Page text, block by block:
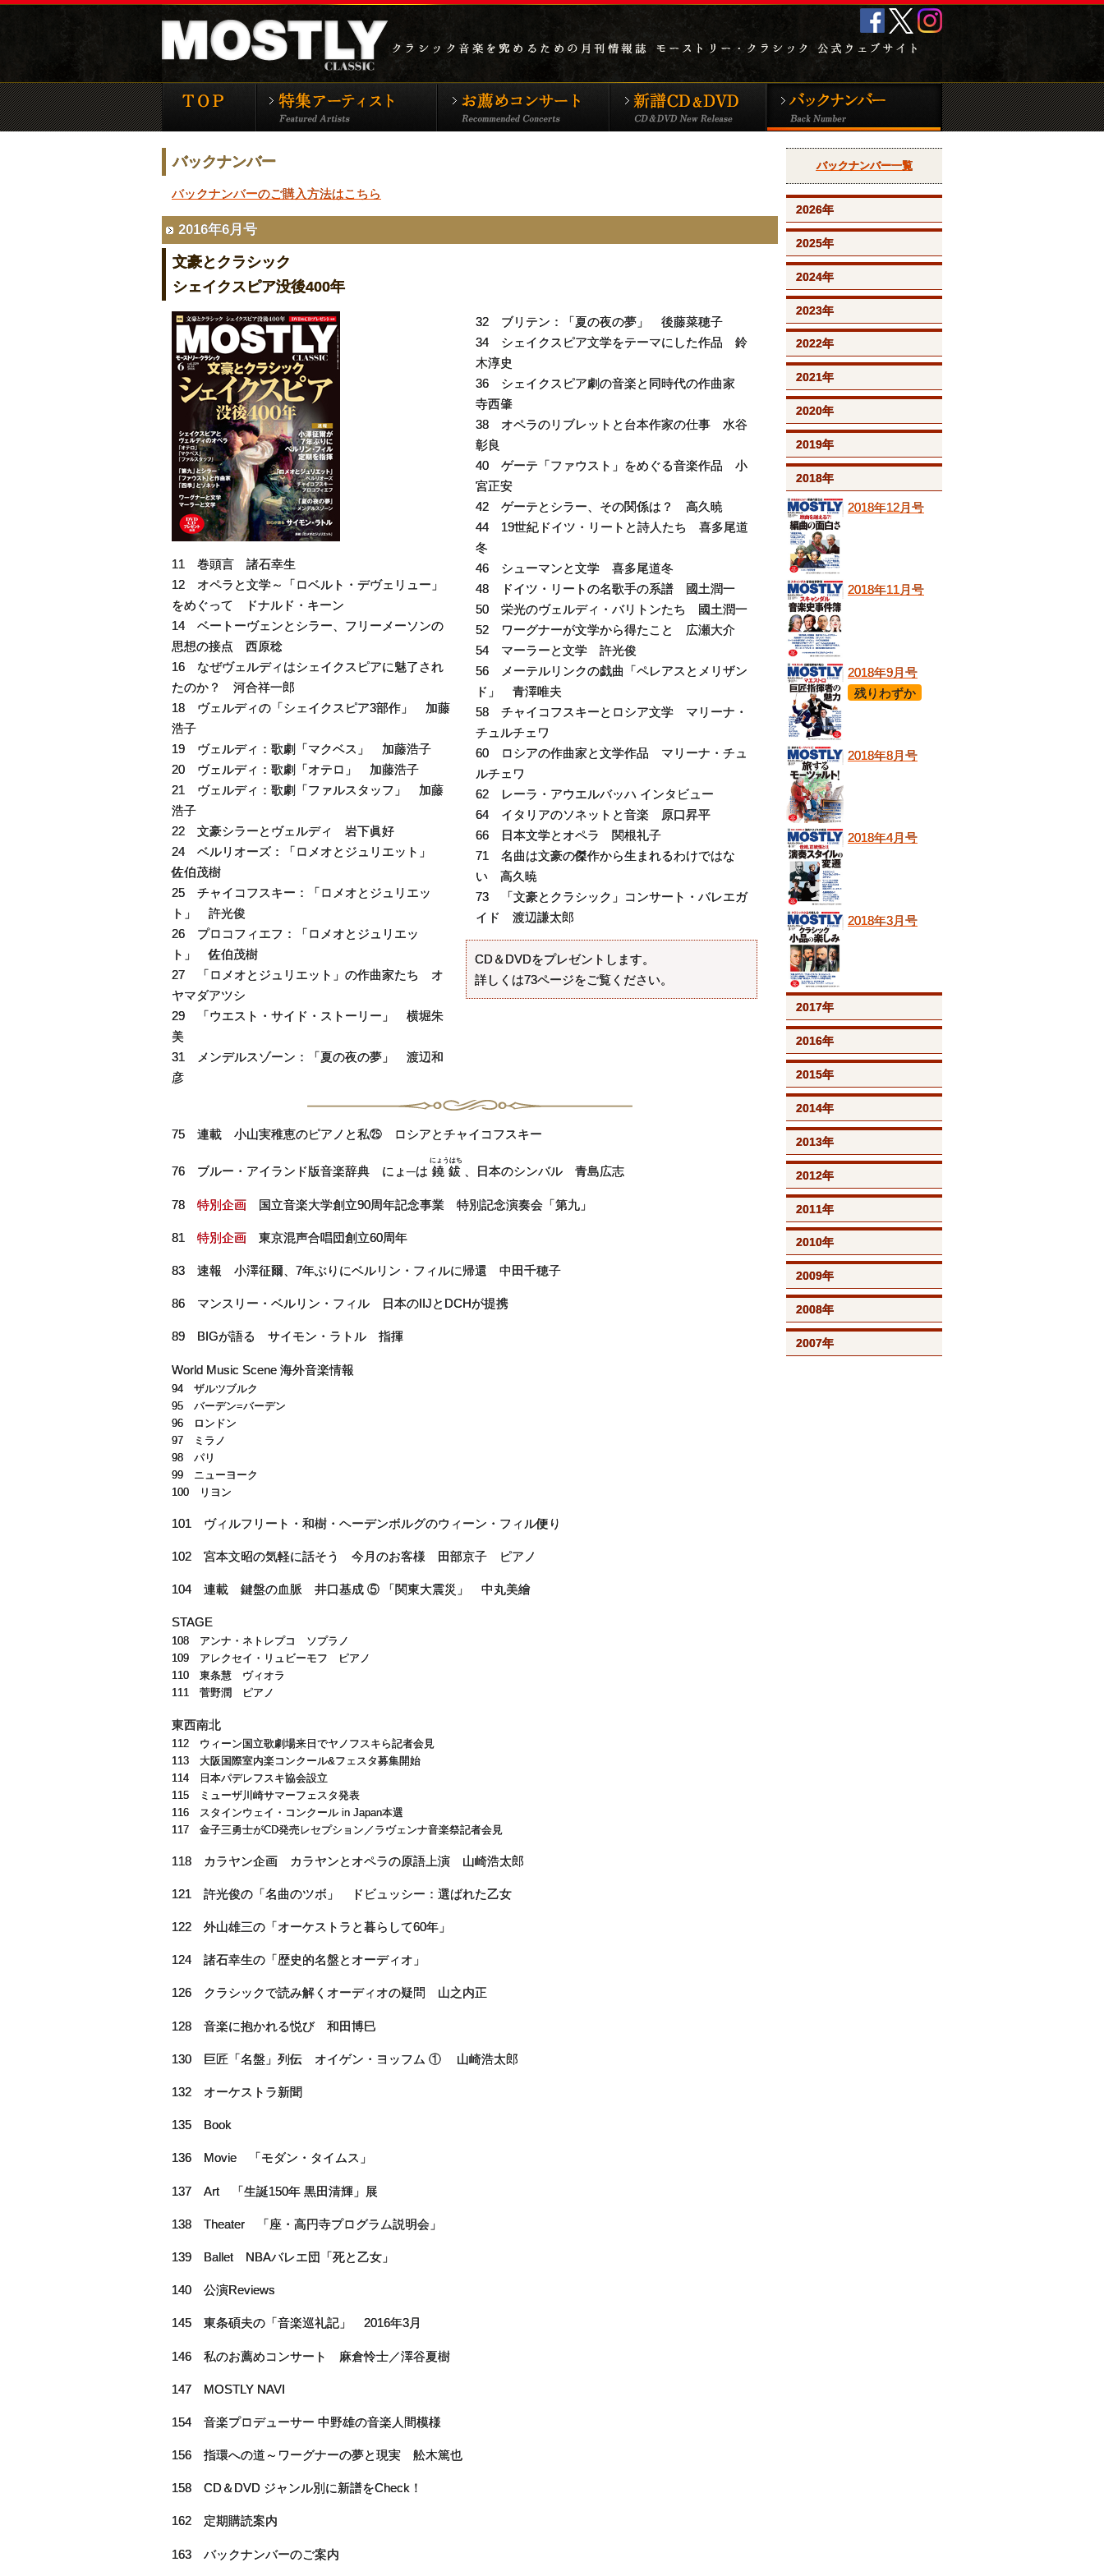
モーストリー・クラシックTOP 特集アーティスト お薦めコンサート 新譜CD＆DVD バックナンバー
バックナンバー
バックナンバーのご購入方法はこちら
2016年6月号
文豪とクラシック
シェイクスピア没後400年
11 巻頭言 諸石幸生
12 オペラと文学～「ロベルト・デヴェリュー」
をめぐって ドナルド・キーン
14 ベートーヴェンとシラー、フリーメーソンの
思想の接点 西原稔
16 なぜヴェルディはシェイクスピアに魅了され
たのか？ 河合祥一郎
18 ヴェルディの「シェイクスピア3部作」 加藤
浩子
19 ヴェルディ：歌劇「マクベス」 加藤浩子
20 ヴェルディ：歌劇「オテロ」 加藤浩子
21 ヴェルディ：歌劇「ファルスタッフ」 加藤
浩子
22 文豪シラーとヴェルディ 岩下眞好
24 ベルリオーズ：「ロメオとジュリエット」
佐伯茂樹
25 チャイコフスキー：「ロメオとジュリエッ
ト」 許光俊
26 プロコフィエフ：「ロメオとジュリエッ
ト」 佐伯茂樹
27 「ロメオとジュリエット」の作曲家たち オ
ヤマダアツシ
29 「ウエスト・サイド・ストーリー」 横堀朱
美
31 メンデルスゾーン：「夏の夜の夢」 渡辺和
彦
32 ブリテン：「夏の夜の夢」 後藤菜穂子
34 シェイクスピア文学をテーマにした作品 鈴
木淳史
36 シェイクスピア劇の音楽と同時代の作曲家
寺西肇
38 オペラのリブレットと台本作家の仕事 水谷
彰良
40 ゲーテ「ファウスト」をめぐる音楽作品 小
宮正安
42 ゲーテとシラー、その関係は？ 高久暁
44 19世紀ドイツ・リートと詩人たち 喜多尾道
冬
46 シューマンと文学 喜多尾道冬
48 ドイツ・リートの名歌手の系譜 國土潤一
50 栄光のヴェルディ・バリトンたち 國土潤一
52 ワーグナーが文学から得たこと 広瀬大介
54 マーラーと文学 許光俊
56 メーテルリンクの戯曲「ペレアスとメリザン
ド」 青澤唯夫
58 チャイコフスキーとロシア文学 マリーナ・
チュルチェワ
60 ロシアの作曲家と文学作品 マリーナ・チュ
ルチェワ
62 レーラ・アウエルバッハ インタビュー
64 イタリアのソネットと音楽 原口昇平
66 日本文学とオペラ 関根礼子
71 名曲は文豪の傑作から生まれるわけではな
い 高久暁
73 「文豪とクラシック」コンサート・バレエガ
イド 渡辺謙太郎
CD＆DVDをプレゼントします。
詳しくは73ページをご覧ください。
75 連載 小山実稚恵のピアノと私㉕ ロシアとチャイコフスキー
76 ブルー・アイランド版音楽辞典 にょ─は 鐃鈸
にょうはち
、日本のシンバル 青島広志
78 特別企画 国立音楽大学創立90周年記念事業 特別記念演奏会「第九」
81 特別企画 東京混声合唱団創立60周年
83 速報 小澤征爾、7年ぶりにベルリン・フィルに帰還 中田千穂子
86 マンスリー・ベルリン・フィル 日本のIIJとDCHが提携
89 BIGが語る サイモン・ラトル 指揮
World Music Scene 海外音楽情報
94 ザルツブルク
95 バーデン=バーデン
96 ロンドン
97 ミラノ
98 パリ
99 ニューヨーク
100 リヨン
101 ヴィルフリート・和樹・ヘーデンボルグのウィーン・フィル便り
102 宮本文昭の気軽に話そう 今月のお客様 田部京子 ピアノ
104 連載 鍵盤の血脈 井口基成 ⑤ 「関東大震災」 中丸美繪
STAGE
108 アンナ・ネトレプコ ソプラノ
109 アレクセイ・リュビーモフ ピアノ
110 東条慧 ヴィオラ
111 菅野潤 ピアノ
東西南北
112 ウィーン国立歌劇場来日でヤノフスキら記者会見
113 大阪国際室内楽コンクール&フェスタ募集開始
114 日本パデレフスキ協会設立
115 ミューザ川崎サマーフェスタ発表
116 スタインウェイ・コンクール in Japan本選
117 金子三勇士がCD発売レセプション／ラヴェンナ音楽祭記者会見
118 カラヤン企画 カラヤンとオペラの原語上演 山崎浩太郎
121 許光俊の「名曲のツボ」 ドビュッシー：選ばれた乙女
122 外山雄三の「オーケストラと暮らして60年」
124 諸石幸生の「歴史的名盤とオーディオ」
126 クラシックで読み解くオーディオの疑問 山之内正
128 音楽に抱かれる悦び 和田博巳
130 巨匠「名盤」列伝 オイゲン・ヨッフム ① 山崎浩太郎
132 オーケストラ新聞
135 Book
136 Movie 「モダン・タイムス」
137 Art 「生誕150年 黒田清輝」展
138 Theater 「座・高円寺プログラム説明会」
139 Ballet NBAバレエ団「死と乙女」
140 公演Reviews
145 東条碩夫の「音楽巡礼記」 2016年3月
146 私のお薦めコンサート 麻倉怜士／澤谷夏樹
147 MOSTLY NAVI
154 音楽プロデューサー 中野雄の音楽人間模様
156 指環への道～ワーグナーの夢と現実 舩木篤也
158 CD＆DVD ジャンル別に新譜をCheck！
162 定期購読案内
163 バックナンバーのご案内
バックナンバー一覧
2026年
2025年
2024年
2023年
2022年
2021年
2020年
2019年
2018年
2018年12月号
2018年11月号
2018年9月号
残りわずか
2018年8月号
2018年4月号
2018年3月号
2017年
2016年
2015年
2014年
2013年
2012年
2011年
2010年
2009年
2008年
2007年